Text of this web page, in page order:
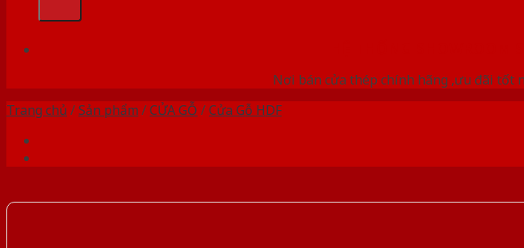
Nơi bán cửa thép chính hãng ,ưu đãi tốt
Trang chủ /Sản phẩm /CỬA GỖ /Cửa Gỗ HDF